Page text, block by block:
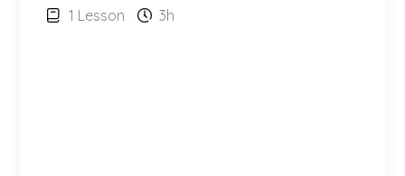
1 Lesson 3h